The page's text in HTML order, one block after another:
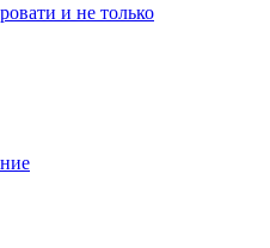
и не только